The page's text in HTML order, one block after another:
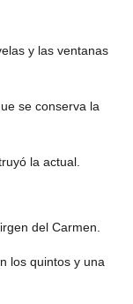
y las ventanas
se conserva la
la actual.
del Carmen.
los quintos y una